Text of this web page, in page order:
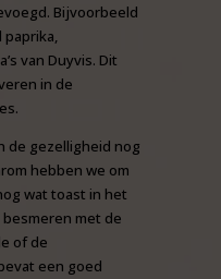
Bijvoorbeeld
paprika,
van Duyvis. Dit
in de
de gezelligheid nog
hebben we om
wat toast in het
met de
of de
een goed